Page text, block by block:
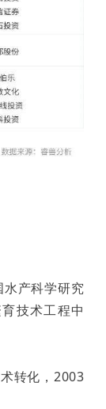
产科学研究
技术工程中
转化，2003